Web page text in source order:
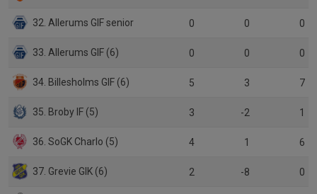
32. Allerums GIF senior 0 0 0
33. Allerums GIF (6) 0 0 0
34. Billesholms GIF (6) 5 3 7
35. Broby IF (5) 3 -2 1
36. SoGK Charlo (5) 4 1 6
37. Grevie GIK (6) 2 -8 0